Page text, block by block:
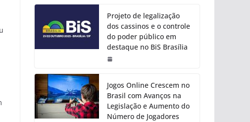
Projeto de legalização
dos cassinos e o controle
do poder público em
destaque no BiS Brasília
Jogos Online Crescem no
Brasil com Avanços na
Legislação e Aumento do
Número de Jogadores